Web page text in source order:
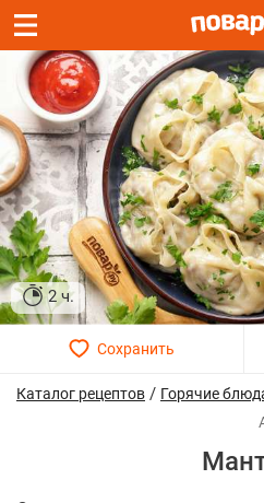
2 ч.
Каталог рецептов / Горячие